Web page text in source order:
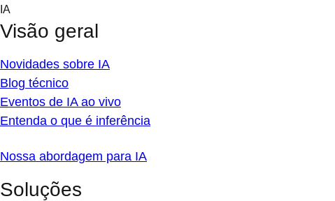
Skip
content
IA
Visão geral
Novidades sobre IA
Blog técnico
Eventos de IA ao vivo
Entenda o que é inferência
Nossa abordagem para IA
Soluções